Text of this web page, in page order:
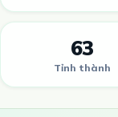
63
Tỉnh thành